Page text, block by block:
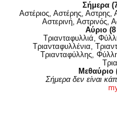
Σήμερα
Αστέριος, Αστέρης,
Αστερινή, Αστρινός,
Αύριο
Τριανταφυλλιά,
Τριανταφυλλένια,
Τριανταφύλλης,
Μεθαύριο
Σήμερα δεν είναι